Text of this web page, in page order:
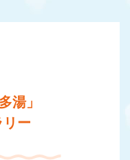
湯」
ー